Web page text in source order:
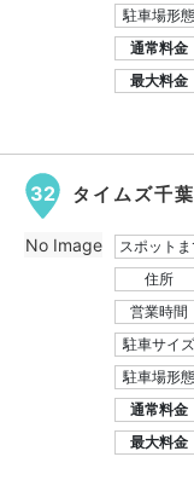
駐車場形態
通常料金
最大料金
32 タイムズ千
スポット
住所
営業時間
駐車サイズ
駐車場形態
通常料金
最大料金
No Image